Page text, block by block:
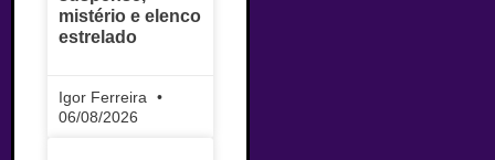
mistério e elenco
estrelado
Igor Ferreira
06/08/2026